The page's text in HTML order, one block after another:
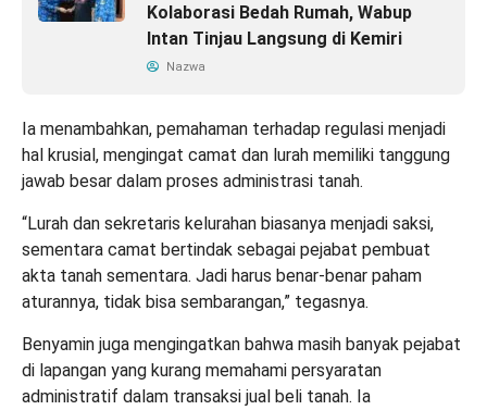
Kolaborasi Bedah Rumah, Wabup
Intan Tinjau Langsung di Kemiri
Nazwa
Ia menambahkan, pemahaman terhadap regulasi menjadi
hal krusial, mengingat camat dan lurah memiliki tanggung
jawab besar dalam proses administrasi tanah.
“Lurah dan sekretaris kelurahan biasanya menjadi saksi,
sementara camat bertindak sebagai pejabat pembuat
akta tanah sementara. Jadi harus benar-benar paham
aturannya, tidak bisa sembarangan,” tegasnya.
Benyamin juga mengingatkan bahwa masih banyak pejabat
di lapangan yang kurang memahami persyaratan
administratif dalam transaksi jual beli tanah. Ia